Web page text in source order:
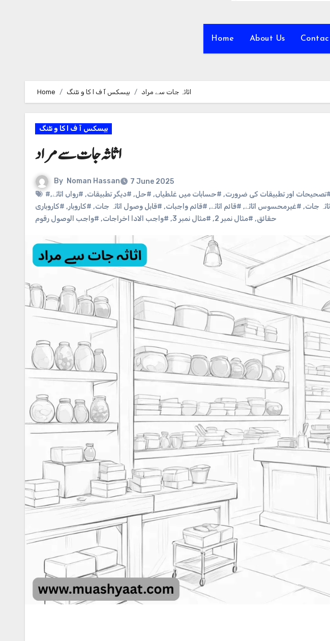
Home About Us
Home بیسکس آ ف ا کا و نٹنگ اثاثہ جات سے مراد
بیسکس آ ف ا کا و نٹنگ
اثاثہ جات سے مراد
By Noman Hassan
7 June 2025
اور تطبیقات کی ضرورت, #حسابات میں غلطیاں, #حل, #دیگر تطبيقات, #رواں اثاثے,
جات, #غیرمحسوس اثاثے, #قائم اثاثے, #قائم واجبات, #قابل وصول اثاثہ جات, #کاروبار, #کاروباری
حقائق, #مثال نمبر 2 , #مثال نمبر 3 , #واجب الادا اخراجات, #واجب الوصول رقوم